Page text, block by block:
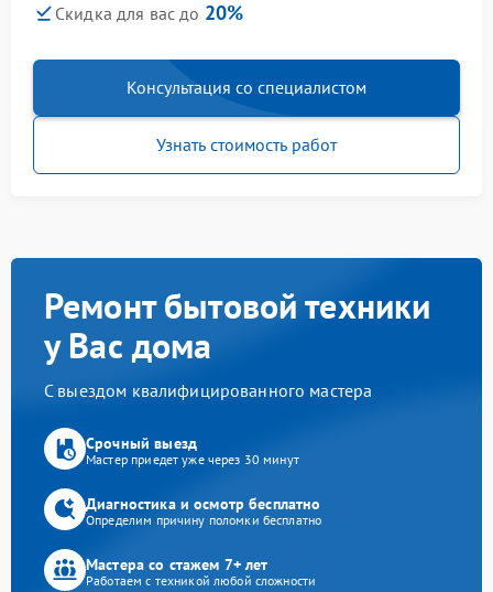
Скидка для вас до 20%
Консультация со специалистом
Узнать стоимость работ
Ремонт бытовой техники
у Вас дома
С выездом квалифицированного мастера
Срочный выезд
Мастер приедет уже через 30 минут
Диагностика и осмотр бесплатно
Определим причину поломки бесплатно
Мастера со стажем 7+ лет
Работаем с техникой любой сложности